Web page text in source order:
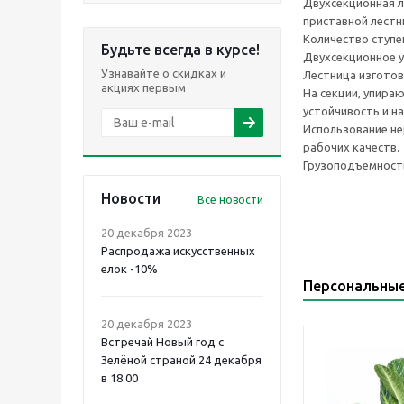
Будьте всегда в курсе!
Узнавайте о скидках и
акциях первым
Новости Все новости
20 декабря 2023
Распродажа искусственных
елок -10%
20 декабря 2023
Встречай Новый год с
Зелёной страной 24 декабря
в 18.00
Двухсекционная
приставной
Количество
Двухсекционное
Лестница
На секции,
устойчивость и
Использование
рабочих качеств.